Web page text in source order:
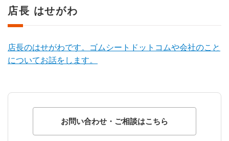
店長 はせがわ
店長のはせがわです。ゴムシートドットコムや会社のこと
についてお話をします。
お問い合わせ・ご相談はこちら